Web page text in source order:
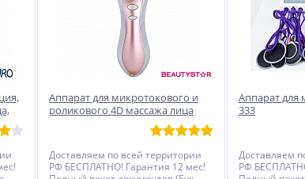
Аппарат для микротокового и
роликового 4D массажа лица
Доставляем по всей территории
РФ БЕСПЛАТНО! Гарантия 12 мес!
Аппарат для
333
Доставляем
РФ